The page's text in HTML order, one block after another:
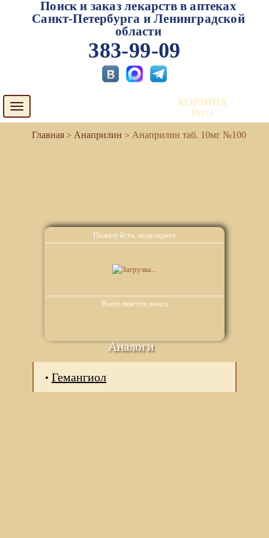
Пожалуйста, подождите
Выполняется поиск
Поиск и заказ лекарств в аптеках
Санкт-Петербурга и Ленинградской
области
383-99-09
Toggle
navigation
КОРЗИНА
Пуста
Анаприлин Анаприлин таб. 10мг №100
Аналоги
Гемангиол